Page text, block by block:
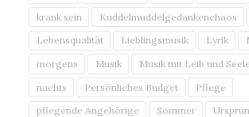
krank sein
Kuddelmuddelgedankenchaos
Lebensqualität
Lieblingsmusik Lyrik
morgens
Musik Musik mit Leib und Seele
nachts
Persönliches Budget
Pflege
pflegende Angehörige
Sommer